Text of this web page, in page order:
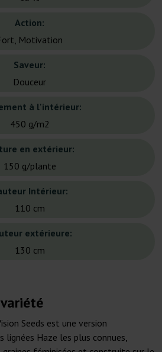
Action:
Motivation
Saveur:
Douceur
à l'intérieur:
450 g/m2
en extérieur:
150 g/plante
Intérieur:
110 cm
extérieure:
130 cm
Seeds est une version
lignées Haze les plus connues,